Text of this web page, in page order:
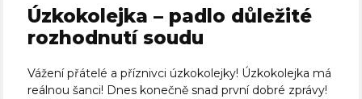
Úzkokolejka – padlo důležité
rozhodnutí soudu
Vážení přátelé a příznivci úzkokolejky! Úzkokolejka má
reálnou šanci! Dnes konečně snad první dobré zprávy!